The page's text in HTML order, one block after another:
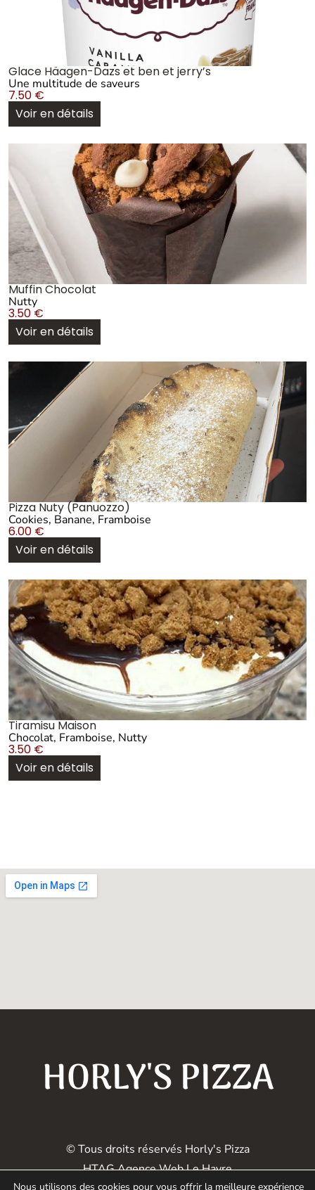
Glace Häagen-Dazs et ben et jerry’s
Une multitude de saveurs
7.50 €
Voir en détails
Muffin Chocolat
Nutty
3.50 €
Voir en détails
Pizza Nuty (Panuozzo)
Cookies, Banane, Framboise
6.00 €
Voir en détails
Tiramisu Maison
Chocolat, Framboise, Nutty
3.50 €
Voir en détails
HORLY'S PIZZA
© Tous droits réservés Horly's Pizza
HTAG Agence Web Le Havre
Nous utilisons des cookies pour vous offrir la meilleure expérience